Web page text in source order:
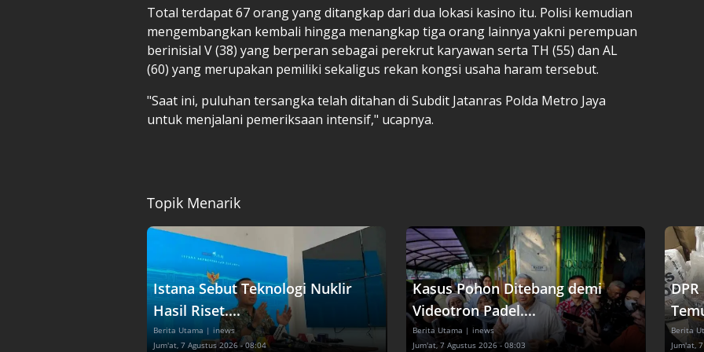
Total terdapat 67 orang yang ditangkap dari dua lokasi kasino itu. Polisi kemudian
mengembangkan kembali hingga menangkap tiga orang lainnya yakni perempuan
berinisial V (38) yang berperan sebagai perekrut karyawan serta TH (55) dan AL
(60) yang merupakan pemiliki sekaligus rekan kongsi usaha haram tersebut.
"Saat ini, puluhan tersangka telah ditahan di Subdit Jatanras Polda Metro Jaya
untuk menjalani pemeriksaan intensif," ucapnya.
Topik Menarik
Istana Sebut Teknologi Nuklir
Hasil Riset....
Berita Utama | inews
Jum'at, 7 Agustus 2026 - 08:04
Kasus Pohon Ditebang demi
Videotron Padel....
Berita Utama | inews
Jum'at, 7 Agustus 2026 - 08:03
Berita
Jum'at,